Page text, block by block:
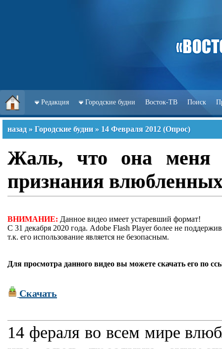
Редакция Городские будни Восток-ТВ Поиск
назад » Городские будни » 14 Февраля 2012 (Опрос)
Жаль, что она меня
признания
ВНИМАНИЕ: Данное видео имеет устаревший формат!
С 31 декабря 2020 года. Adobe Flash Player более не
т.к. его использование является не безопасным.
Для просмотра данного видео вы можете скачать его по
Скачать
14 фераля во всем мире